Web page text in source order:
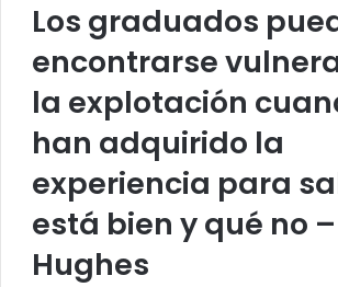
Los graduados
encontrarse
la explotación
han adquirido la
experiencia para
está bien y qué no
Hughes